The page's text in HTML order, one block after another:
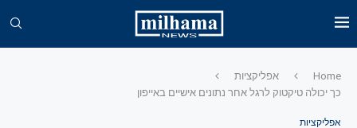
Home
אפליקציות
כך יכולה טיקטוק לרגל אחר נתונים אישיים באייפון
אפליקציות